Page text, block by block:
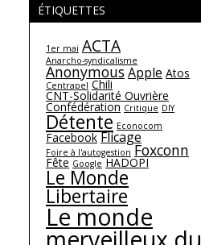
ÉTIQUETTES
1er mai ACTA
Anarcho-syndicalisme
AnonymousApple Atos
Centrapel Chili
CNT-Solidarité Ouvrière
Confédération Critique DIY
Détente Econocom
Facebook Flicage
Foire à l'autogestion Foxconn
Fête Google HADOPI
Le Monde
Libertaire
Le monde